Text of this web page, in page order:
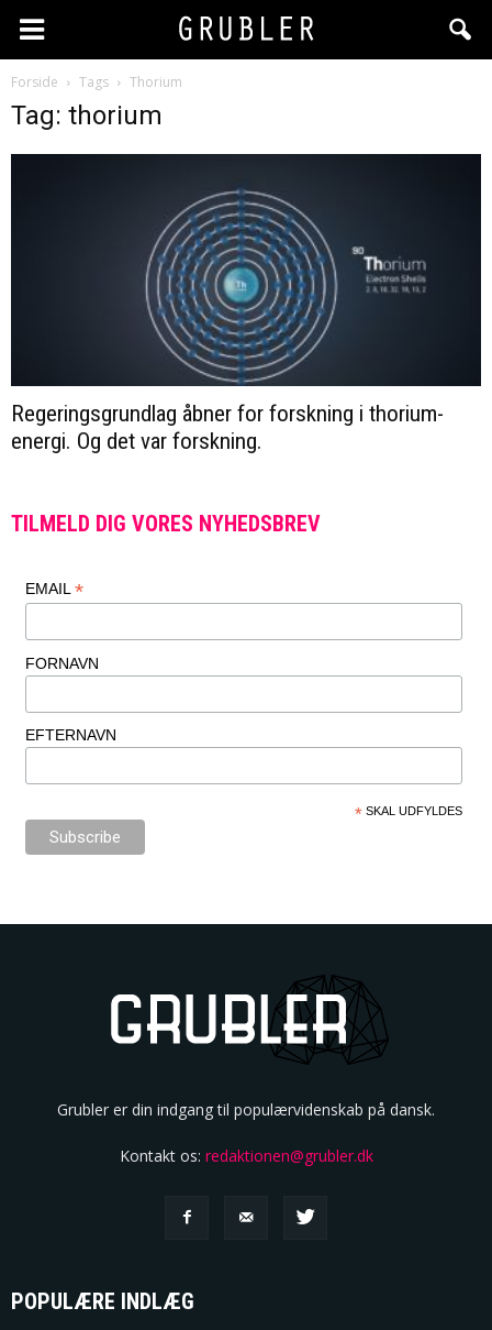
Forside Tags Thorium
Tag: thorium
Regeringsgrundlag åbner for forskning i thorium-
energi. Og det var forskning.
TILMELD DIG VORES NYHEDSBREV
EMAIL*
FORNAVN
EFTERNAVN
* SKAL UDFYLDES
Grubler er din indgang til populærvidenskab på dansk.
Kontakt os: redaktionen@grubler.dk
POPULÆRE INDLÆG